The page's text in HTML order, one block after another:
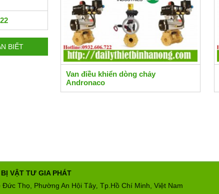
BIẾT
Van điều khiển dòng chảy
Andronaco
VẬT TƯ GIA PHÁT
Thọ, Phường An Hội Tây, Tp.Hồ Chí Minh, Việt Nam